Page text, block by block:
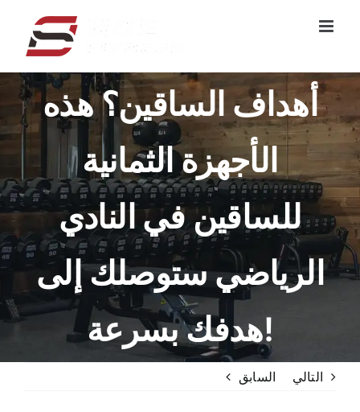
المحتوى
أهداف الساقين؟ هذه
الأجهزة الثمانية
للساقين في النادي
الرياضي ستوصلك إلى
هدفك بسرعة!
السابق التالي